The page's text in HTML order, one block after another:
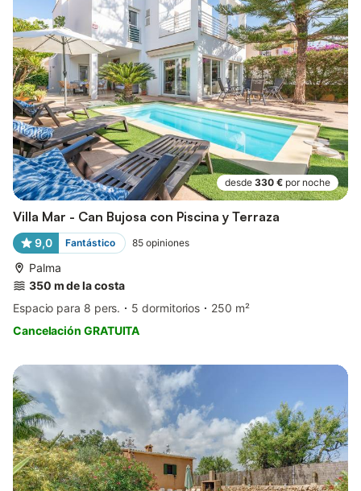
desde 330 € por noche
Villa Mar - Can Bujosa con Piscina y Terraza
9,0 Fantástico 85 opiniones
Palma
350 m de la costa
Espacio para 8 pers.
5 dormitorios
250 m²
Cancelación GRATUITA